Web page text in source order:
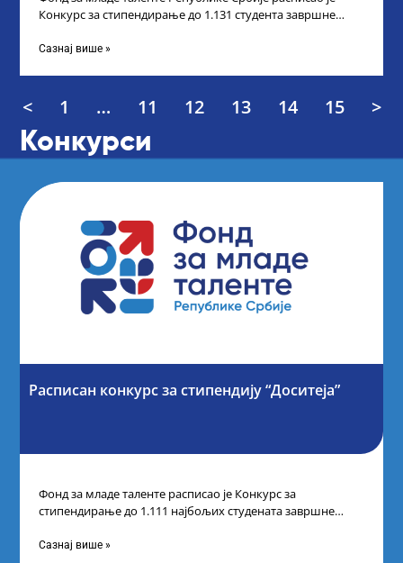
Конкурс за стипендирање до 1.131 студента завршне
Сазнај више »
< 1 … 11 12 13 14 15 >
Конкурси
Расписан конкурс за стипендију “Доситеја”
Фонд за младе таленте расписао је Конкурс за
стипендирање до 1.111 најбољих студената завршне
Сазнај више »